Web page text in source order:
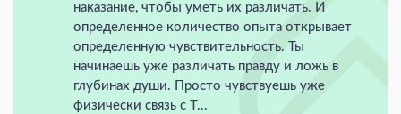
наказание, чтобы уметь их различать. И
определенное количество опыта открывает
определенную чувствительность. Ты
начинаешь уже различать правду и ложь в
глубинах души. Просто чувствуешь уже
физически связь с Т...